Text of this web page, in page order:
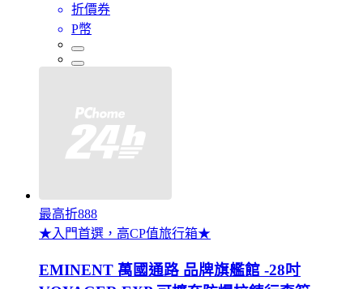
折價券
P幣
最高折888
★入門首選，高CP值旅行箱★
EMINENT 萬國通路 品牌旗艦館 -28吋